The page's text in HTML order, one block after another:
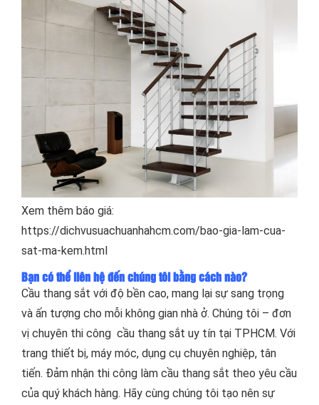
Xem thêm báo giá:
https://dichvusuachuanhahcm.com/bao-gia-lam-cua-
sat-ma-kem.html
Bạn có thể liên hệ đến chúng tôi bằng cách nào?
Cầu thang sắt với độ bền cao, mang lại sự sang trọng
và ấn tượng cho mỗi không gian nhà ở. Chúng tôi – đơn
vị chuyên thi công cầu thang sắt uy tín tại TPHCM. Với
trang thiết bị, máy móc, dụng cụ chuyên nghiệp, tân
tiến. Đảm nhận thi công làm cầu thang sắt theo yêu cầu
của quý khách hàng. Hãy cùng chúng tôi tạo nên sự